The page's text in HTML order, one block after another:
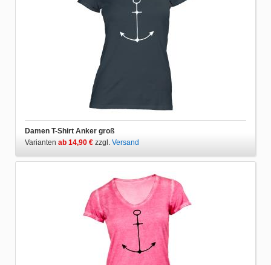
Damen T-Shirt Anker groß
Varianten ab 14,90 € zzgl. Versand